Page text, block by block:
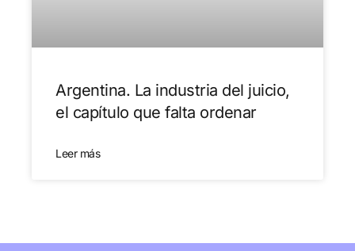
Argentina. La industria del juicio,
el capítulo que falta ordenar
Leer más